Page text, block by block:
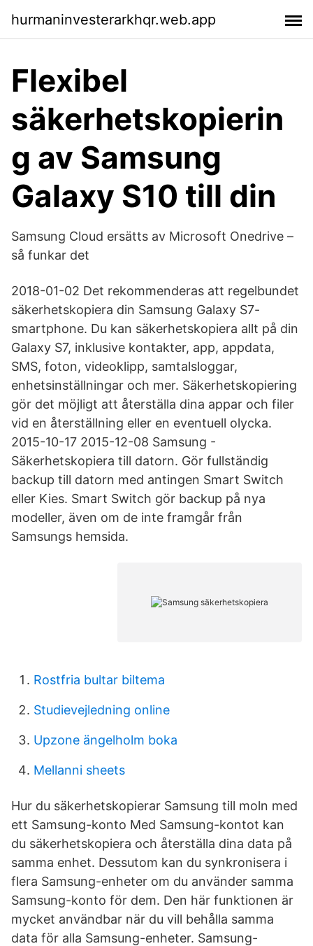
hurmaninvesterarkhqr.web.app
Flexibel
säkerhetskopierin
g av Samsung
Galaxy S10 till din
Samsung Cloud ersätts av Microsoft Onedrive –
så funkar det
2018-01-02 Det rekommenderas att regelbundet
säkerhetskopiera din Samsung Galaxy S7-
smartphone. Du kan säkerhetskopiera allt på din
Galaxy S7, inklusive kontakter, app, appdata,
SMS, foton, videoklipp, samtalsloggar,
enhetsinställningar och mer. Säkerhetskopiering
gör det möjligt att återställa dina appar och filer
vid en återställning eller en eventuell olycka.
2015-10-17 2015-12-08 Samsung -
Säkerhetskopiera till datorn. Gör fullständig
backup till datorn med antingen Smart Switch
eller Kies. Smart Switch gör backup på nya
modeller, även om de inte framgår från
Samsungs hemsida.
Rostfria bultar biltema
Studievejledning online
Upzone ängelholm boka
Mellanni sheets
Hur du säkerhetskopierar Samsung till moln med
ett Samsung-konto Med Samsung-kontot kan
du säkerhetskopiera och återställa dina data på
samma enhet. Dessutom kan du synkronisera i
flera Samsung-enheter om du använder samma
Samsung-konto för dem. Den här funktionen är
mycket användbar när du vill behålla samma
data för alla Samsung-enheter. Samsung-